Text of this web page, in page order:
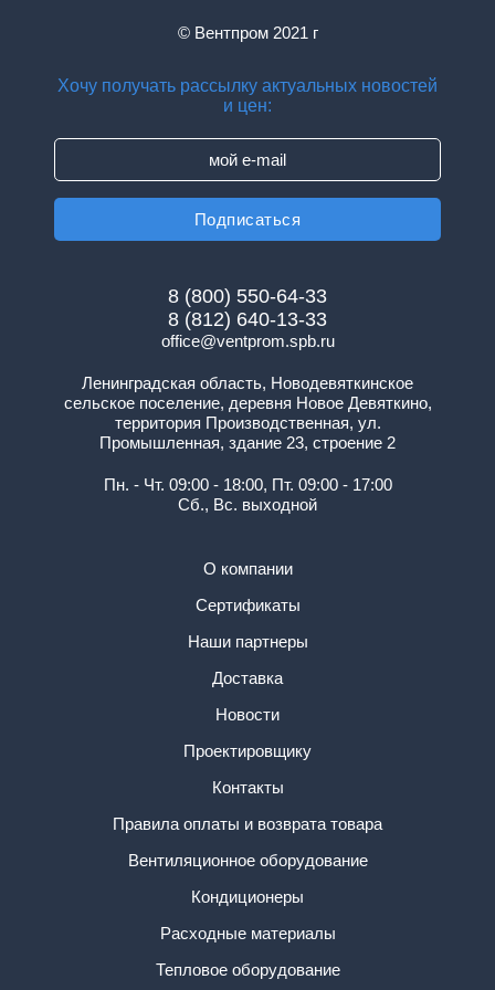
© Вентпром 2021 г
Хочу получать рассылку актуальных новостей
и цен:
8 (800) 550-64-33
8 (812) 640-13-33
office@ventprom.spb.ru
Ленинградская область, Новодевяткинское
сельское поселение, деревня Новое Девяткино,
территория Производственная, ул.
Промышленная, здание 23, строение 2
Пн. - Чт. 09:00 - 18:00, Пт. 09:00 - 17:00
Сб., Вс. выходной
О компании
Сертификаты
Наши партнеры
Доставка
Новости
Проектировщику
Контакты
Правила оплаты и возврата товара
Вентиляционное оборудование
Кондиционеры
Расходные материалы
Тепловое оборудование